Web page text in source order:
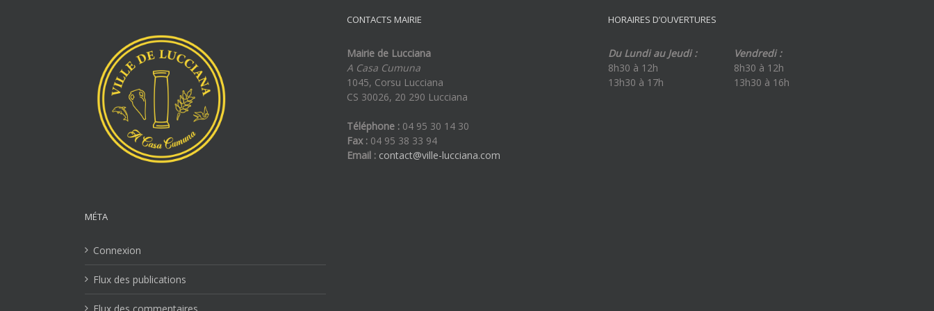
MÉTA
Connexion
Flux des publications
Flux des commentaires
CONTACTS MAIRIE
Mairie de Lucciana
A Casa Cumuna
1045, Corsu Lucciana
CS 30026, 20 290 Lucciana
Téléphone :04 95 30 14 30
Fax :04 95 38 33 94
Email : contact@ville-lucciana.com
HORAIRES D’OUVERTURES
Du Lundi au Jeudi :
8h30 à 12h
13h30 à 17h
Vendredi :
8h30 à 12h
13h30 à 16h